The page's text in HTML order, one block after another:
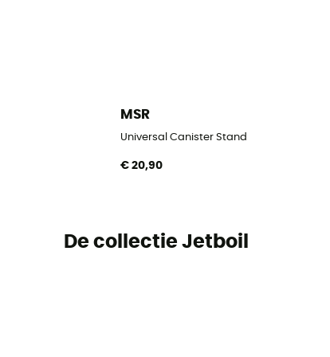
MSR
Universal Canister Stand
€ 20,90
De collectie Jetboil